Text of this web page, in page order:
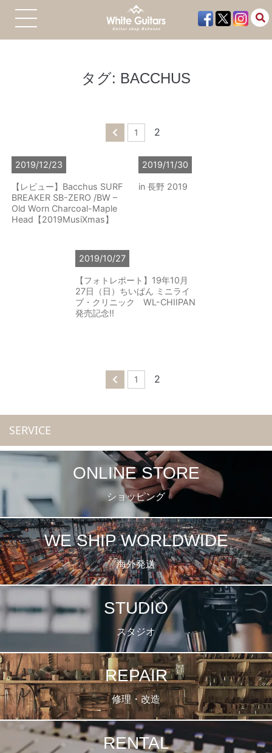
タグ: BACCHUS
1 2
2019/12/23
【レビュー】Bacchus SURF
BREAKER SB-ZERO /BW –
Old Worn Charcoal-Maple
Head【2019MusiXmas】
2019/11/30
in 長野 2019
2019/10/27
【フォトレポート】19年10月
27日（日）ちいぱん ミニライ
ブ・クリニック WL-CHIIPAN
発売記念!!
1 2
SERVICE
ONLINE STORE
ショッピング
WE SHIP WORLDWIDE
海外発送
STUDIO
スタジオ
REPAIR
修理・改造
RENTAL